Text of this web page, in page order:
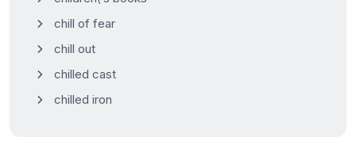
chill of fear
chill out
chilled cast
chilled iron